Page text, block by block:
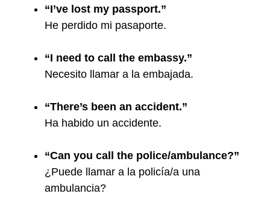
“I’ve lost my passport.”
He perdido mi pasaporte.
“I need to call the embassy.”
Necesito llamar a la embajada.
“There’s been an accident.”
Ha habido un accidente.
“Can you call the police/ambulance?”
¿Puede llamar a la policía/a una
ambulancia?